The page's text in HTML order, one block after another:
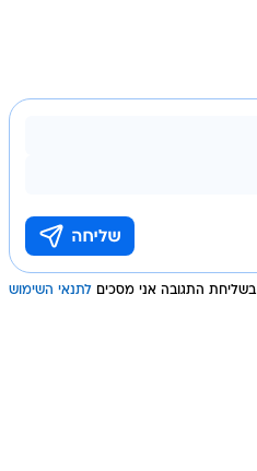
בשליחת התגובה אני מסכים לתנאי השימוש